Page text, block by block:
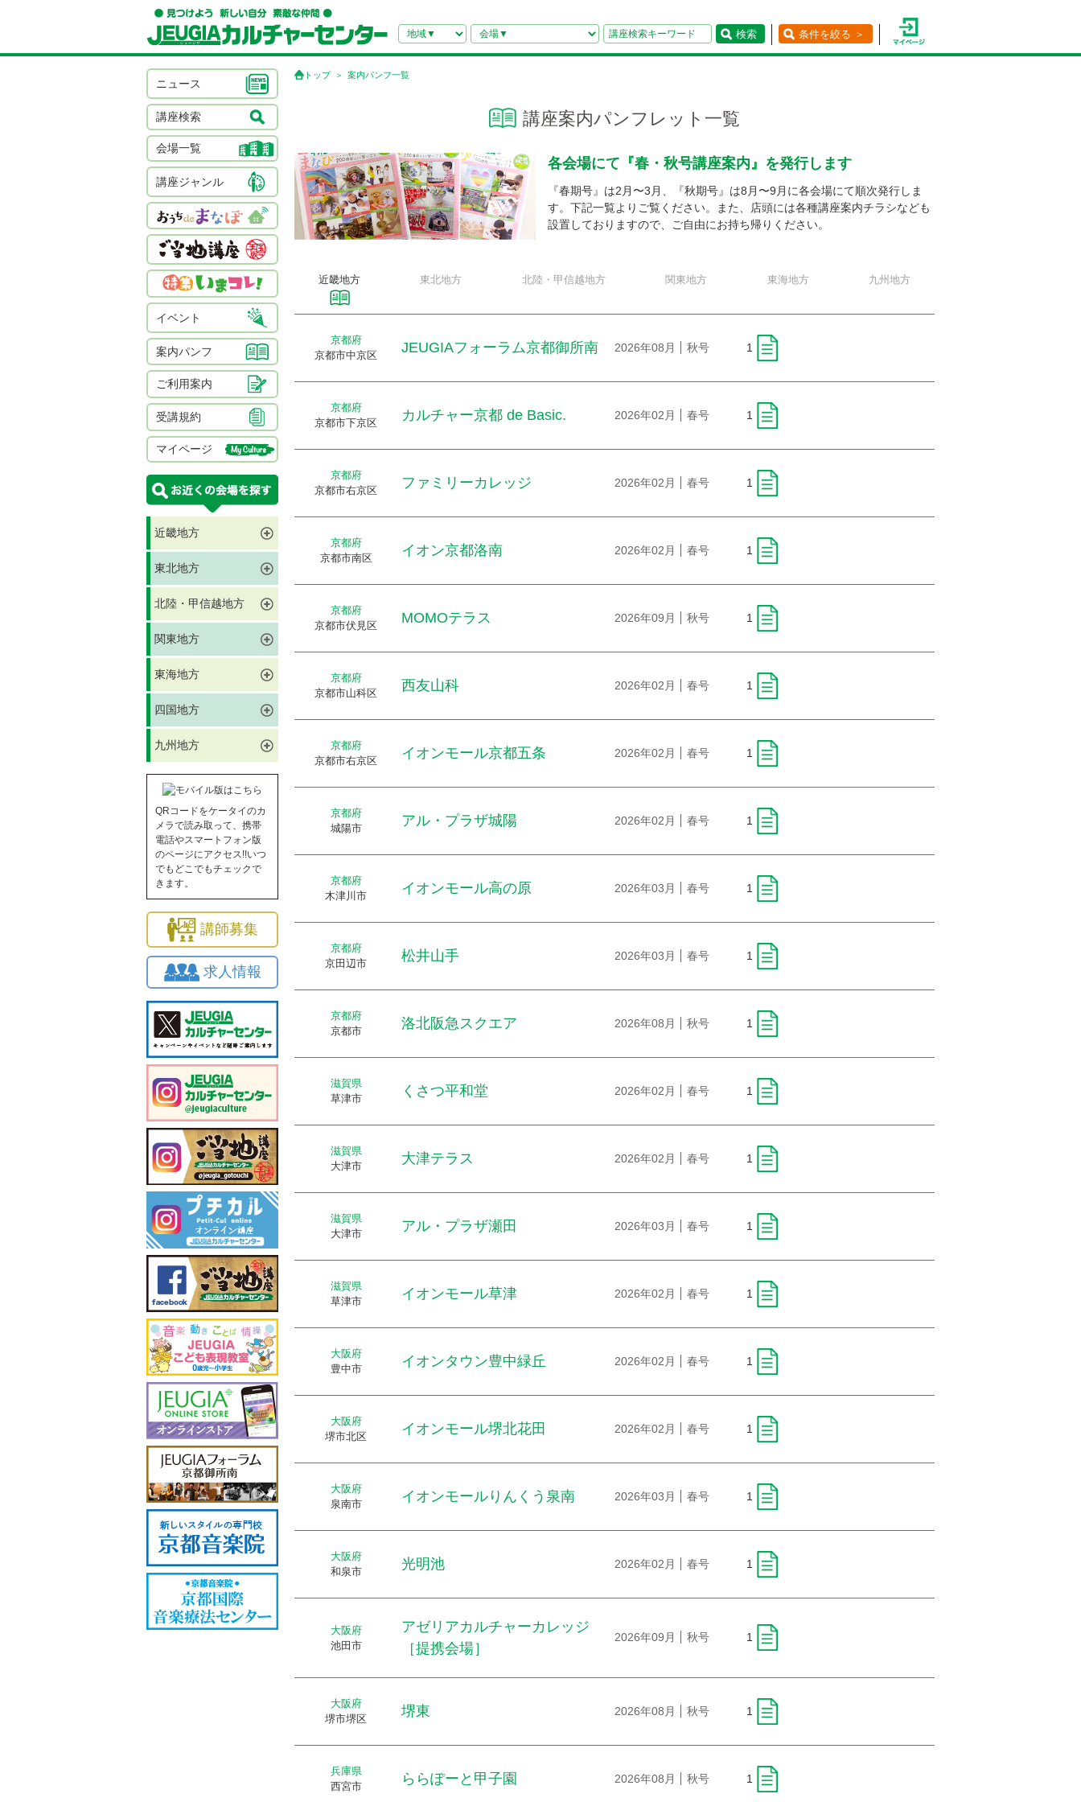
検索 条件を絞る ＞
ニュース
講座検索
会場一覧
講座ジャンル
イベント
案内パンフ
ご利用案内
受講規約
マイページ
近畿地方
東北地方
北陸・甲信越地方
関東地方
東海地方
四国地方
九州地方
QRコードをケータイのカ
メラで読み取って、携帯
電話やスマートフォン版
のページにアクセス!!いつ
でもどこでもチェックで
きます。
講師募集
求人情報
トップ 案内パンフ一覧
講座案内パンフレット一覧
各会場にて 『春・秋号講座案内』を発行します
『春期号』は2月〜3月、『秋期号』は8月〜9月に各会場にて順次発行しま
す。下記一覧よりご覧ください。また、店頭には各種講座案内チラシなども
設置しておりますので、ご自由にお持ち帰りください。
近畿地方 東北地方 北陸・甲信越地方 関東地方 東海地方 九州地方
京都府
京都市中京区
JEUGIAフォーラム京都御所南 2026年08月 秋号 1
京都府
京都市下京区
カルチャー京都 de Basic. 2026年02月 春号 1
京都府
京都市右京区
ファミリーカレッジ 2026年02月 春号 1
京都府
京都市南区
イオン京都洛南 2026年02月 春号 1
京都府
京都市伏見区
MOMOテラス 2026年09月 秋号 1
京都府
京都市山科区
西友山科 2026年02月 春号 1
京都府
京都市右京区
イオンモール京都五条 2026年02月 春号 1
京都府
城陽市
アル・プラザ城陽 2026年02月 春号 1
京都府
木津川市
イオンモール高の原 2026年03月 春号 1
京都府
京田辺市
松井山手 2026年03月 春号 1
京都府
京都市
洛北阪急スクエア 2026年08月 秋号 1
滋賀県
草津市
くさつ平和堂 2026年02月 春号 1
滋賀県
大津市
大津テラス 2026年02月 春号 1
滋賀県
大津市
アル・プラザ瀬田 2026年03月 春号 1
滋賀県
草津市
イオンモール草津 2026年02月 春号 1
大阪府
豊中市
イオンタウン豊中緑丘 2026年02月 春号 1
大阪府
堺市北区
イオンモール堺北花田 2026年02月 春号 1
大阪府
泉南市
イオンモールりんくう泉南 2026年03月 春号 1
大阪府
和泉市
光明池 2026年02月 春号 1
大阪府
池田市
アゼリアカルチャーカレッジ
［提携会場］
2026年09月 秋号 1
大阪府
堺市堺区
堺東 2026年08月 秋号 1
兵庫県
西宮市
ららぽーと甲子園 2026年08月 秋号 1